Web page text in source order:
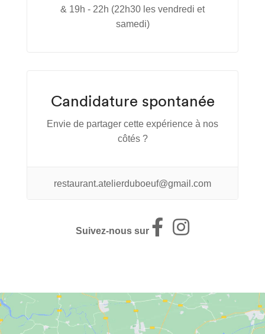
& 19h - 22h (22h30 les vendredi et
samedi)
Candidature spontanée
Envie de partager cette expérience à nos
côtés ?
restaurant.atelierduboeuf@gmail.com
Suivez-nous sur